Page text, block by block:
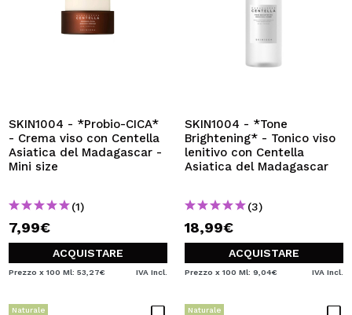
SKIN1004 - *Probio-CICA*
- Crema viso con Centella
Asiatica del Madagascar -
Mini size
(1)
7,99€
ACQUISTARE
Prezzo x 100 Ml: 53,27€ IVA Incl.
SKIN1004 - *Tone
Brightening* - Tonico viso
lenitivo con Centella
Asiatica del Madagascar
(3)
18,99€
ACQUISTARE
Prezzo x 100 Ml: 9,04€ IVA Incl.
Naturale
Naturale